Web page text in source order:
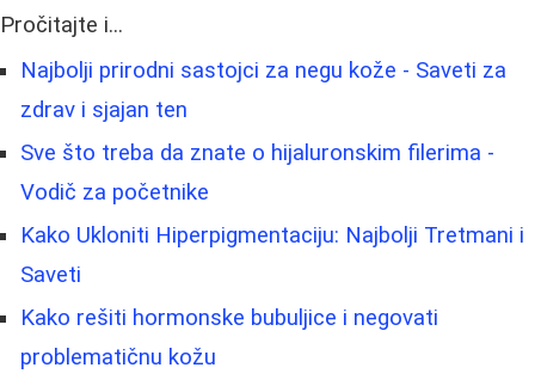
Pročitajte i...
Najbolji prirodni sastojci za negu kože - Saveti za
zdrav i sjajan ten
Sve što treba da znate o hijaluronskim filerima -
Vodič za početnike
Kako Ukloniti Hiperpigmentaciju: Najbolji Tretmani i
Saveti
Kako rešiti hormonske bubuljice i negovati
problematičnu kožu